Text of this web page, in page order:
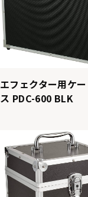
エフェクター用ケー
ス PDC-600 BLK